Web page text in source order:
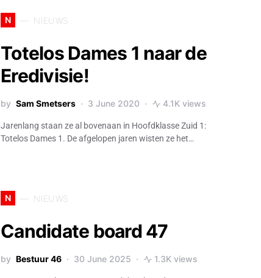
N NIEUWS
Totelos Dames 1 naar de
Eredivisie!
by Sam Smetsers 3 June 2020 4.1K views
Jarenlang staan ze al bovenaan in Hoofdklasse Zuid 1:
Totelos Dames 1. De afgelopen jaren wisten ze het…
N NIEUWS
Candidate board 47
by Bestuur 46 30 June 2025 1.3K views